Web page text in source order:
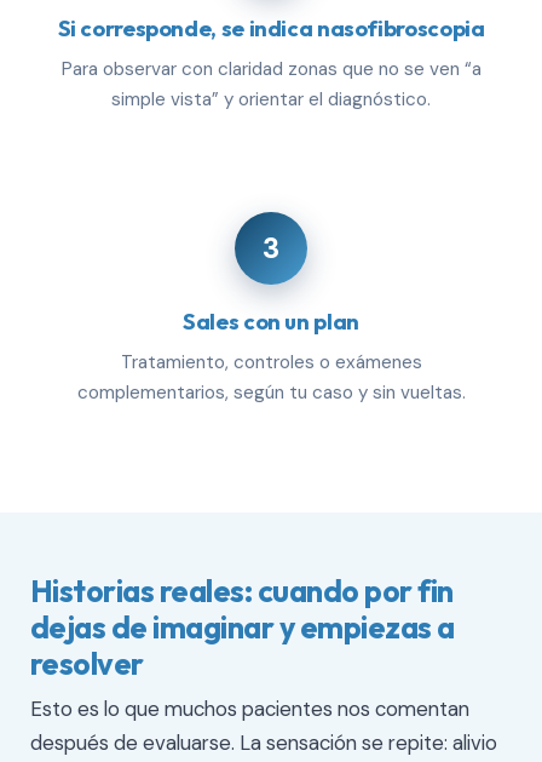
Si corresponde, se indica nasofibroscopia
Para observar con claridad zonas que no se ven “a
simple vista” y orientar el diagnóstico.
3
Sales con un plan
Tratamiento, controles o exámenes
complementarios, según tu caso y sin vueltas.
Historias reales: cuando por fin
dejas de imaginar y empiezas a
resolver
Esto es lo que muchos pacientes nos comentan
después de evaluarse. La sensación se repite: alivio